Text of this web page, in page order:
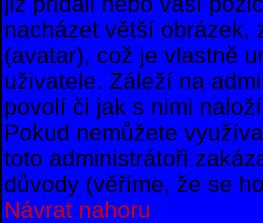
nacházet větší obrázek,
(avatar), což je vlastně
uživatele. Záleží na
povolí či jak s nimi
Pokud nemůžete
toto administrátoři
důvody (věříme, že se
Návrat nahoru